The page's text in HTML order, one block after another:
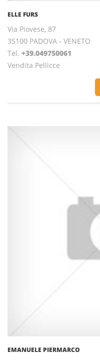
ELLE FURS
Via Piovese, 87
35100 PADOVA - VENETO
Tel. +39.049750061
Vendita Pellicce
EMANUELE PIERMARCO